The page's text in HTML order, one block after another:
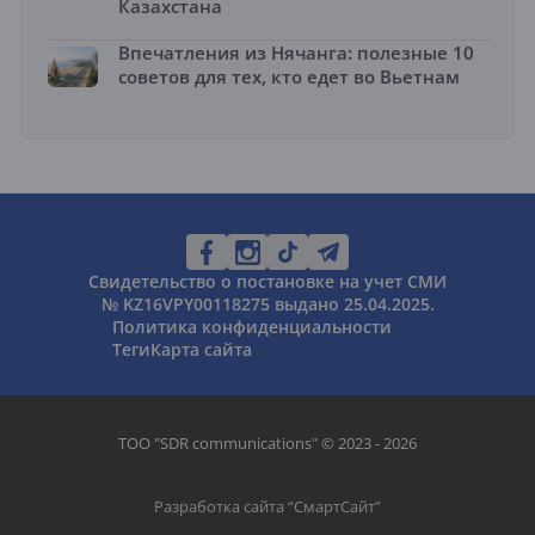
Казахстана
Впечатления из Нячанга: полезные 10
советов для тех, кто едет во Вьетнам
Свидетельство о постановке на учет СМИ
№ KZ16VPY00118275 выдано 25.04.2025.
Политика конфиденциальности
ТегиКарта сайта
ТОО "SDR communications" © 2023 - 2026
Разработка сайта “СмартСайт”